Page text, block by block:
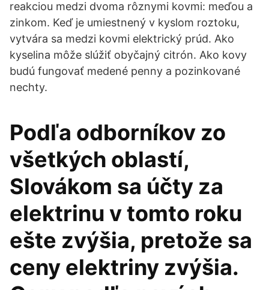
reakciou medzi dvoma rôznymi kovmi: meďou a
zinkom. Keď je umiestnený v kyslom roztoku,
vytvára sa medzi kovmi elektrický prúd. Ako
kyselina môže slúžiť obyčajný citrón. Ako kovy
budú fungovať medené penny a pozinkované
nechty.
Podľa odborníkov zo
všetkých oblastí,
Slovákom sa účty za
elektrinu v tomto roku
ešte zvýšia, pretože sa
ceny elektriny zvýšia.